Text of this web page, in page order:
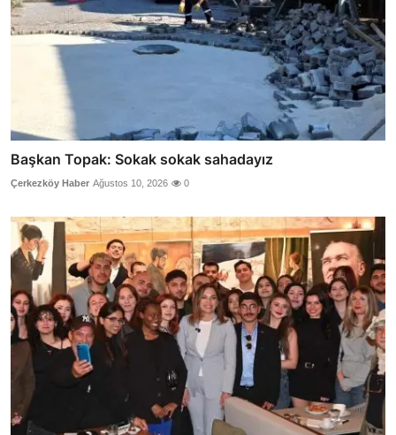
Başkan Topak: Sokak sokak sahadayız
Çerkezköy Haber Ağustos 10, 2026 0